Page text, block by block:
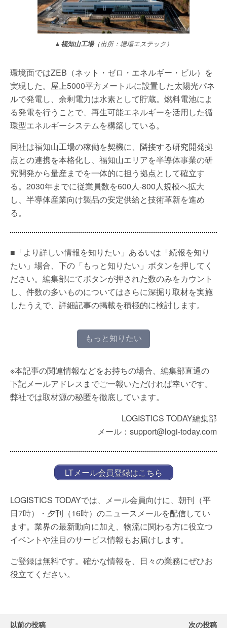
▲福知山工場（出所：堀場エステック）
環境面ではZEB（ネット・ゼロ・エネルギー・ビル）を
実現した。屋上5000平方メートルに設置した太陽光パネ
ルで発電し、余剰電力は水素として貯蔵。燃料電池によ
る発電を行うことで、再生可能エネルギーを活用した循
環型エネルギーシステムを構築している。
同社は福知山工場の稼働を契機に、隣接する研究開発拠
点との連携を本格化し、福知山エリアを半導体事業の研
究開発から量産までを一体的に担う拠点として確立す
る。2030年までに従業員数を600人-800人規模へ拡大
し、半導体産業向け製品の安定供給と技術革新を進め
る。
■「より詳しい情報を知りたい」あるいは「続報を知り
たい」場合、下の「もっと知りたい」ボタンを押してく
ださい。編集部にてボタンが押された数のみをカウント
し、件数の多いものについてはさらに深掘り取材を実施
したうえで、詳細記事の掲載を積極的に検討します。
もっと知りたい
※本記事の関連情報などをお持ちの場合、編集部直通の
下記メールアドレスまでご一報いただければ幸いです。
弊社では取材源の秘匿を徹底しています。
LOGISTICS TODAY編集部
メール：support@logi-today.com
LTメール会員登録はこちら
LOGISTICS TODAYでは、メール会員向けに、朝刊（平
日7時）・夕刊（16時）のニュースメールを配信してい
ます。業界の最新動向に加え、物流に関わる方に役立つ
イベントや注目のサービス情報もお届けします。
ご登録は無料です。確かな情報を、日々の業務にぜひお
役立てください。
以前の投稿 次の投稿